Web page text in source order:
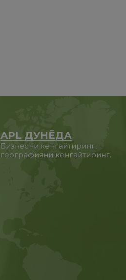
APL ДУНЁДА
Бизнесни кенгайтиринг,
географияни кенгайтиринг.